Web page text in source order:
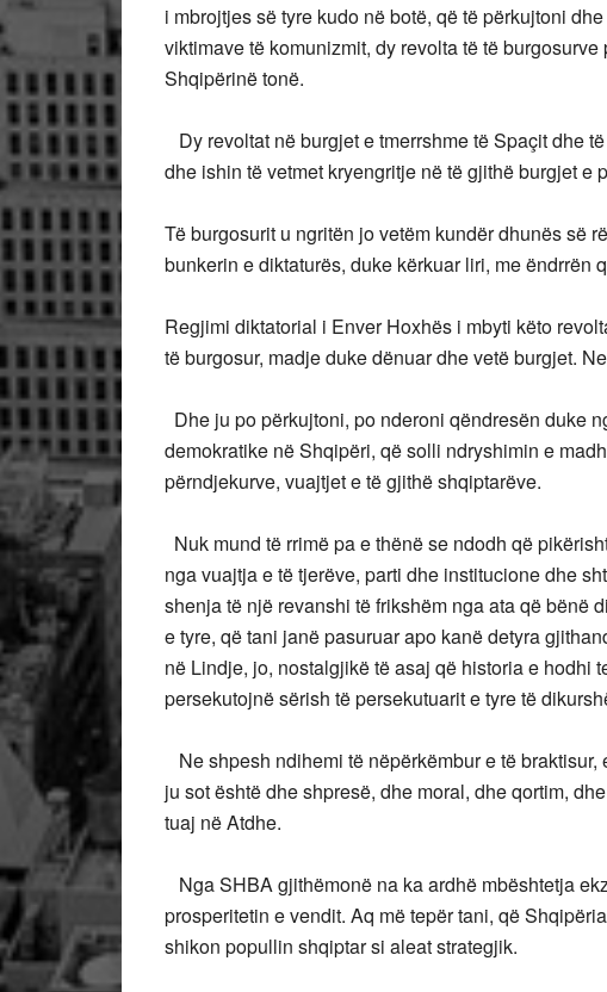
i mbrojtjes së tyre kudo në botë, që të përkujtoni
viktimave të komunizmit, dy revolta të të
Shqipërinë tonë.
Dy revoltat në burgjet e tmerrshme të Spaçit dhe
dhe ishin të vetmet kryengritje në të gjithë burgjet e
Të burgosurit u ngritën jo vetëm kundër dhunës së
bunkerin e diktaturës, duke kërkuar liri, me ëndrrën
Regjimi diktatorial i Enver Hoxhës i mbyti këto
të burgosur, madje duke dënuar dhe vetë burgjet.
Dhe ju po përkujtoni, po nderoni qëndresën duke
demokratike në Shqipëri, që solli ndryshimin e
përndjekurve, vuajtjet e të gjithë shqiptarëve.
Nuk mund të rrimë pa e thënë se ndodh që
nga vuajtja e të tjerëve, parti dhe institucione dhe
shenja të një revanshi të frikshëm nga ata që bënë
e tyre, që tani janë pasuruar apo kanë detyra
në Lindje, jo, nostalgjikë të asaj që historia e hodhi
persekutojnë sërish të persekutuarit e tyre të
Ne shpesh ndihemi të nëpërkëmbur e të
ju sot është dhe shpresë, dhe moral, dhe qortim,
tuaj në Atdhe.
Nga SHBA gjithëmonë na ka ardhë mbështetja
prosperitetin e vendit. Aq më tepër tani, që
shikon popullin shqiptar si aleat strategjik.